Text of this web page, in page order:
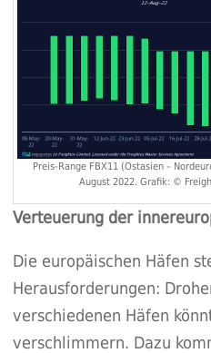
Preis-Range FBX11 (Ostasien –
August 2022. Grafik: ©
Verteuerung der
Die europäischen Häfen
Herausforderungen:
verschiedenen Häfen
verschlimmern. Dazu